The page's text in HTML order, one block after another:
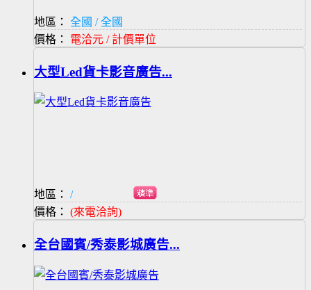
地區：
全國 / 全國
價格： 電洽元 / 計價單位
大型Led貨卡影音廣告...
地區：
/
價格： (來電洽詢)
全台國賓/秀泰影城廣告...